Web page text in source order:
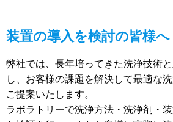
装置の導入を検討の皆様へ
弊社では、長年培ってきた洗浄技術
し、お客様の課題を解決して最適な
ご提案いたします。
ラボラトリーで洗浄方法・洗浄剤・